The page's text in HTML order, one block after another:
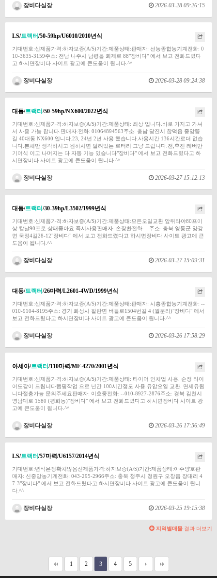
장비다실장 2026-03-28 09:26:15
LS/트랙터/50-59hp/U6010/2010년식
기대번호:신제품가격:하자보증(A/S)기간:제품상태:판매자: 선농종합농기계전화: 0
10-3635-3159주소: 전남 나주시 남평읍 회제로 88"장비다" 에서 보고 전화드렸다
고 하시면장비다 사이트 광고에 큰도움이 됩니다.^^
장비다실장 2026-03-28 09:24:38
대동/트랙터/50-59hp/NX600/2022년식
기대번호:신제품가격:하자보증(A/S)기간:제품상태: 최상 입니다.바로 가지고 가셔
서 사용 가능 합니다.판매자:전화: 01064894563주소: 충남 당진시 합덕읍 중앙뜸
길 40대동 NX600 입니다.23, 24년 2년 사용 했습니다.사용시간 136시간로더 없습
니다.본체만 생각하시고 원하시면 달려있는 로터리 그냥 드립니다.전,후진 레버만
기어식 이고 나머지는 다 자동 기능 있습니다"장비다" 에서 보고 전화드렸다고 하
시면장비다 사이트 광고에 큰도움이 됩니다.^^.
장비다실장 2026-03-27 15:12:13
대동/트랙터/30-39hp/L3502/1999년식
기대번호:신제품가격:하자보증(A/S)기간:제품상태:모든오일교환 앞뒤타야80프이
상 칼날90프로 상태좋아요 즉시사용판매자: 손장환전화: --주소: 충북 영동군 양강
면 묵정4길28-12"장비다" 에서 보고 전화드렸다고 하시면장비다 사이트 광고에 큰
도움이 됩니다.^^
장비다실장 2026-03-27 15:09:31
대동/트랙터/26마력/L2601-4WD/1999년식
기대번호:신제품가격:하자보증(A/S)기간:제품상태:판매자: 시흥종합농기계전화: --
010-9104-8195주소: 경기 화성시 팔탄면 버들로1504번길 4 (월문리)"장비다" 에서
보고 전화드렸다고 하시면장비다 사이트 광고에 큰도움이 됩니다.^^
장비다실장 2026-03-26 17:58:29
아세아/트랙터/110마력/MF-4270/2001년식
기대번호:신제품가격:하자보증(A/S)기간:제품상태: 타이어 인치업 사용. 순정 타이
어도같이 드립니다랩핑작업 으로 년간 100시간정도 사용.유압오일 교환. 면세유됩
니다절충가능 문의주세요판매자: 이호중전화: --010-8927-2876주소: 경북 김천시
영남대로 1580 (평화동)"장비다" 에서 보고 전화드렸다고 하시면장비다 사이트 광
고에 큰도움이 됩니다.^^
장비다실장 2026-03-26 17:56:49
LS/트랙터/57마력/U6157/2014년식
기대번호:년식은정확치않음신제품가격:하자보증(A/S)기간:제품상태:아주양호판
매자: 신중앙농기계전화: 043-295-2966주소: 충북 청주시 청원구 오창읍 장대리 4
7-3"장비다" 에서 보고 전화드렸다고 하시면장비다 사이트 광고에 큰도움이 됩니
다.^^
장비다실장 2026-03-25 19:15:38
지역별매물 결과 더보기
1 2 3 4 5